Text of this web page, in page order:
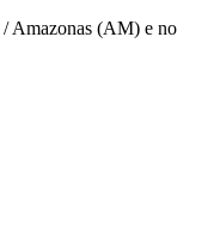
/ Amazonas (AM) e no